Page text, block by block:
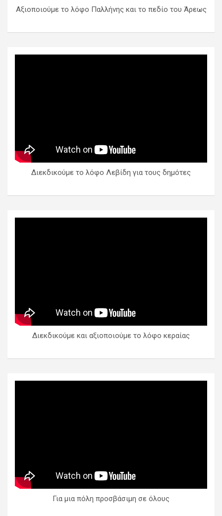
Αξιοποιούμε το λόφο Παλλήνης και το πεδίο του Άρεως
Διεκδικούμε το λόφο Λεβίδη για τους δημότες
Διεκδικούμε και αξιοποιούμε το λόφο κεραίας
Για μια πόλη προσβάσιμη σε όλους